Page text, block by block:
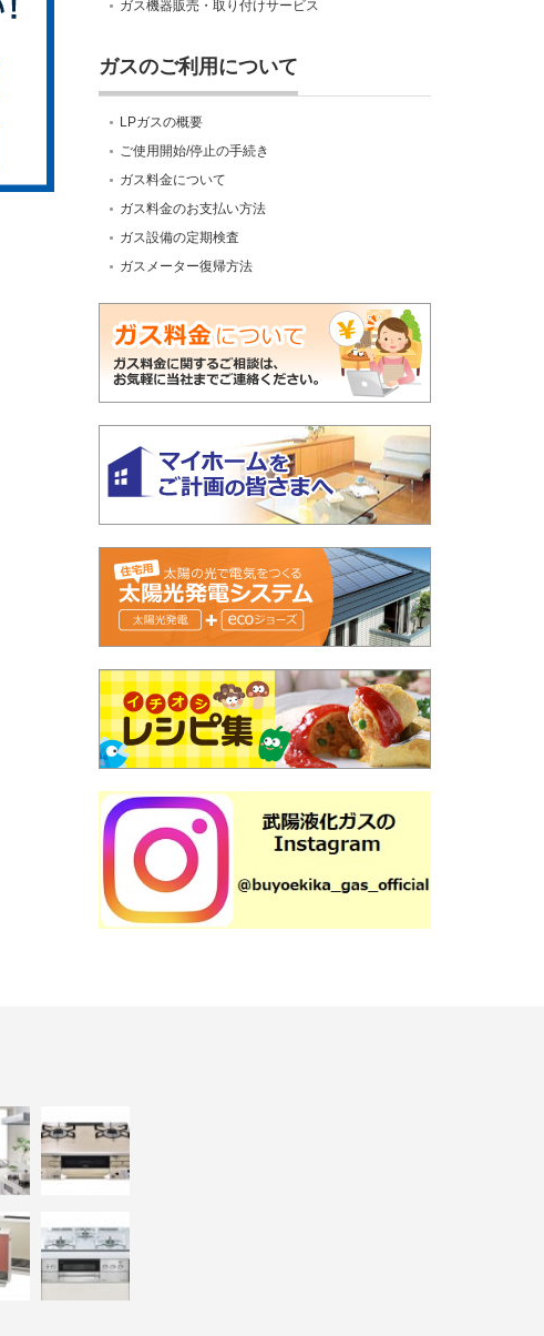
ガス機器販売・取り付けサービス
ガスのご利用について
LPガスの概要
ご使用開始/停止の手続き
ガス料金について
ガス料金のお支払い方法
ガス設備の定期検査
ガスメーター復帰方法